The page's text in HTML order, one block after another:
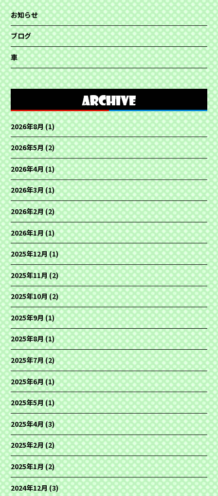
お知らせ
ブログ
車
2026年8月(1)
2026年5月(2)
2026年4月(1)
2026年3月(1)
2026年2月(2)
2026年1月(1)
2025年12月(1)
2025年11月(2)
2025年10月(2)
2025年9月(1)
2025年8月(1)
2025年7月(2)
2025年6月(1)
2025年5月(1)
2025年4月(3)
2025年2月(2)
2025年1月(2)
2024年12月(3)